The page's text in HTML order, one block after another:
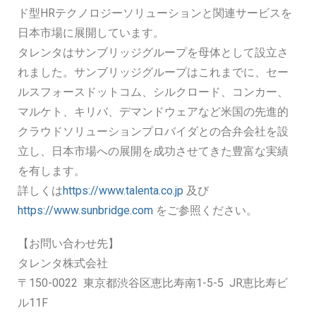
ド型HRテクノロジーソリューションと関連サービスを
日本市場に展開しています。
タレンタはサンブリッジグループを母体として設立さ
れました。サンブリッジグループはこれまでに、セー
ルスフォースドットコム、シルクロード、コンカー、
マルケト、キリバ、デマンドウェアなど米国の先進的
クラウドソリューションプロバイダとの合弁会社を設
立し、日本市場への展開を成功させてきた豊富な実績
を有します。
詳しくはhttps://www.talenta.co.jp 及び
https://www.sunbridge.com をご参照ください。
【お問い合わせ先】
タレンタ株式会社
〒150-0022 東京都渋谷区恵比寿南1-5-5 JR恵比寿ビ
ル11F